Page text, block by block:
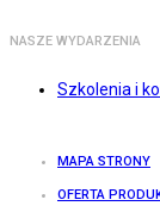
NASZE WYDARZENIA
Szkolenia i
MAPA STRONY
OFERTA